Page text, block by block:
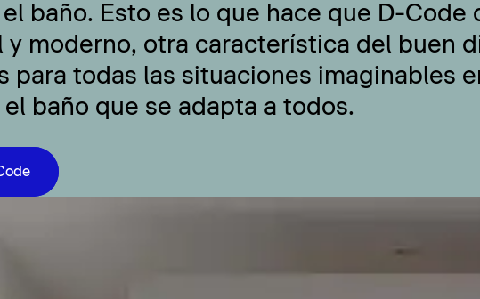
baño. Esto es lo que hace que D-Code
moderno, otra característica del buen
para todas las situaciones imaginables
baño que se adapta a todos.